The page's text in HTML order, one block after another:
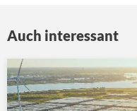
Auch interessant